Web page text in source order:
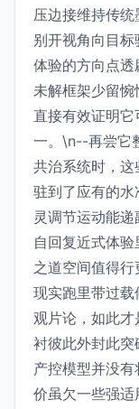
压边接维持传
别开视角向目
体验的方向点
未解框架少留
直接有效证明
一。\n--再尝它
共治系统时，
驻到了应有的水
灵调节运动能
自回复近式体
之道空间值得
现实跑里带过
观片论，如此
衬彼此外封此
产控模型并没
价虽欠一些强